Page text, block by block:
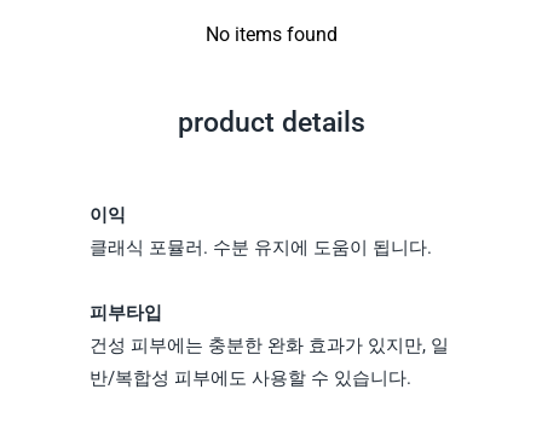
No items found
product details
이익
클래식 포뮬러. 수분 유지에 도움이 됩니다.
피부타입
건성 피부에는 충분한 완화 효과가 있지만, 일
반/복합성 피부에도 사용할 수 있습니다.